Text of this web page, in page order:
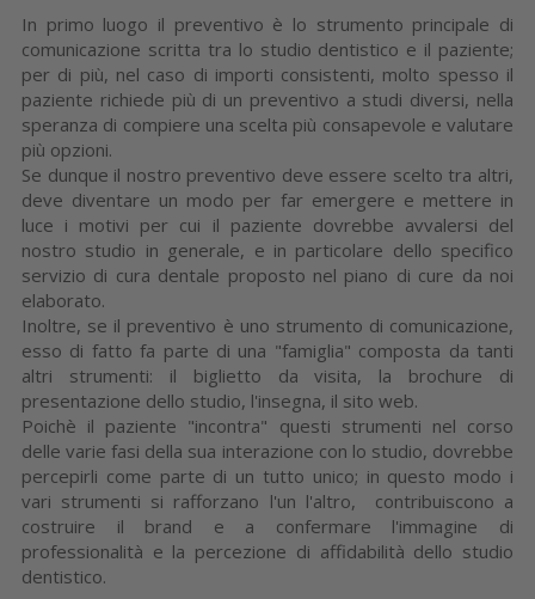
In primo luogo il preventivo è lo strumento principale di
comunicazione scritta tra lo studio dentistico e il paziente;
per di più, nel caso di importi consistenti, molto spesso il
paziente richiede più di un preventivo a studi diversi, nella
speranza di compiere una scelta più consapevole e valutare
più opzioni.
Se dunque il nostro preventivo deve essere scelto tra altri,
deve diventare un modo per far emergere e mettere in
luce i motivi per cui il paziente dovrebbe avvalersi del
nostro studio in generale, e in particolare dello specifico
servizio di cura dentale proposto nel piano di cure da noi
elaborato.
Inoltre, se il preventivo è uno strumento di comunicazione,
esso di fatto fa parte di una "famiglia" composta da tanti
altri strumenti: il biglietto da visita, la brochure di
presentazione dello studio, l'insegna, il sito web.
Poichè il paziente "incontra" questi strumenti nel corso
delle varie fasi della sua interazione con lo studio, dovrebbe
percepirli come parte di un tutto unico; in questo modo i
vari strumenti si rafforzano l'un l'altro, contribuiscono a
costruire il brand e a confermare l'immagine di
professionalità e la percezione di affidabilità dello studio
dentistico.